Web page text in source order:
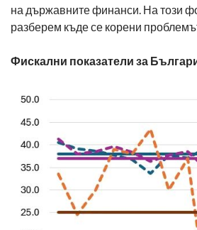
на държавните финанси. На този
разберем къде се корени
Фискални показатели за